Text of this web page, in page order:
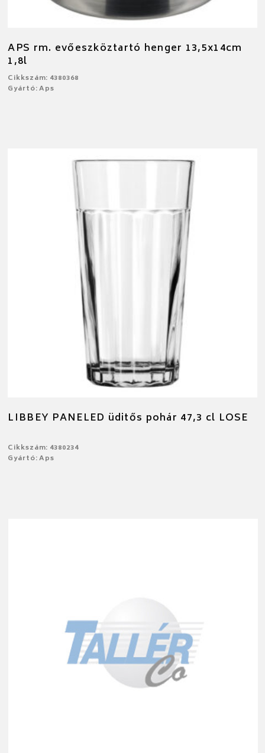
APS rm. evőeszköztartó henger 13,5x14cm
1,8l
Cikkszám: 4380368
Gyártó: Aps
LIBBEY PANELED üditős pohár 47,3 cl LOSE
Cikkszám: 4380234
Gyártó: Aps